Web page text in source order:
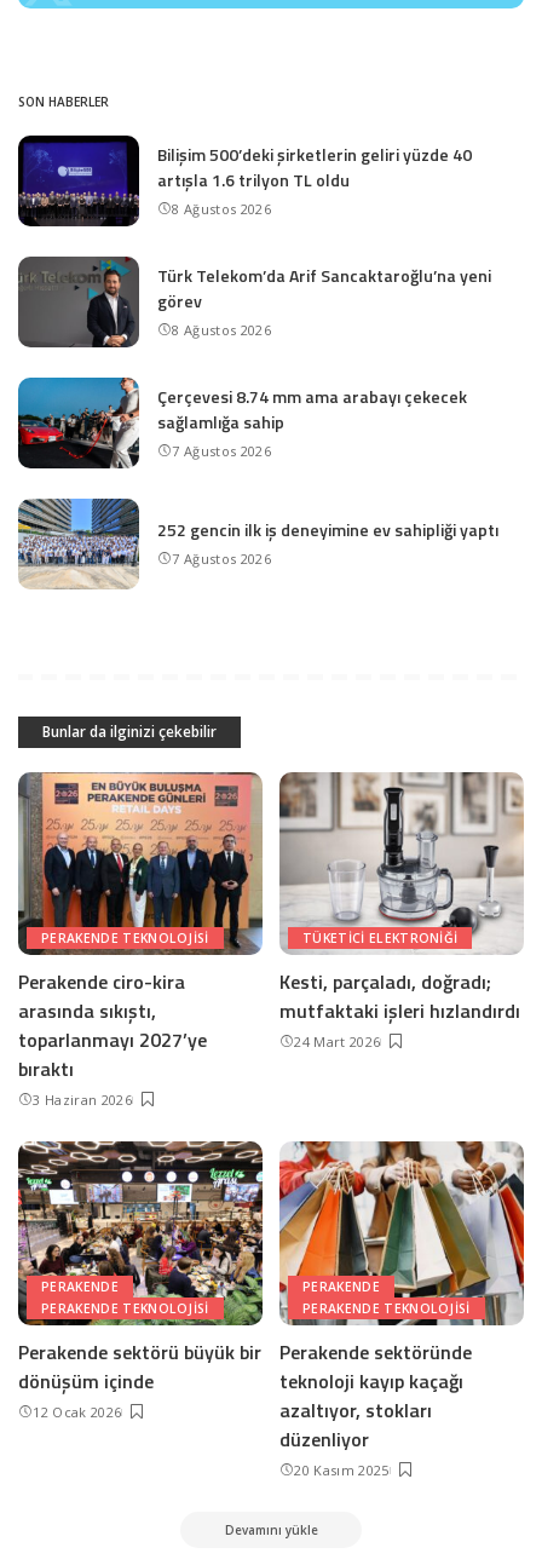
SON HABERLER
Bilişim 500’deki şirketlerin geliri yüzde 40
artışla 1.6 trilyon TL oldu
8 Ağustos 2026
Türk Telekom’da Arif Sancaktaroğlu’na yeni
görev
8 Ağustos 2026
Çerçevesi 8.74 mm ama arabayı çekecek
sağlamlığa sahip
7 Ağustos 2026
252 gencin ilk iş deneyimine ev sahipliği yaptı
7 Ağustos 2026
Bunlar da ilginizi çekebilir
PERAKENDE TEKNOLOJISI
Perakende ciro-kira
arasında sıkıştı,
toparlanmayı 2027’ye
bıraktı
3 Haziran 2026
TÜKETICI ELEKTRONIĞI
Kesti, parçaladı, doğradı;
mutfaktaki işleri hızlandırdı
24 Mart 2026
PERAKENDE
PERAKENDE TEKNOLOJISI
Perakende sektörü büyük bir
dönüşüm içinde
12 Ocak 2026
PERAKENDE
PERAKENDE TEKNOLOJISI
Perakende sektöründe
teknoloji kayıp kaçağı
azaltıyor, stokları
düzenliyor
20 Kasım 2025
Devamını yükle